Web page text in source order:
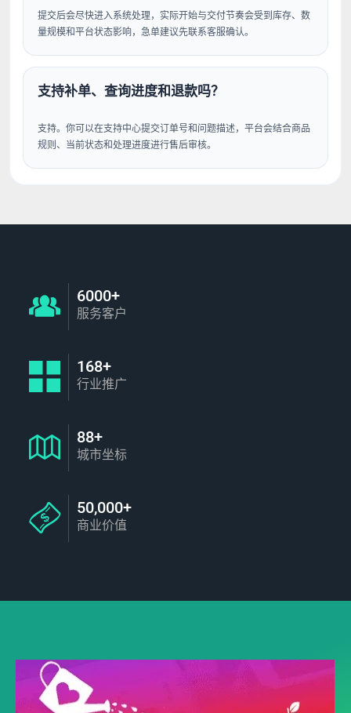
提交后会尽快进入系统处理，实际开始与交付节奏会受到库存、数
量规模和平台状态影响，急单建议先联系客服确认。
支持补单、查询进度和退款吗？
支持。你可以在支持中心提交订单号和问题描述，平台会结合商品
规则、当前状态和处理进度进行售后审核。
6000+
服务客户
168+
行业推广
88+
城市坐标
50,000+
商业价值